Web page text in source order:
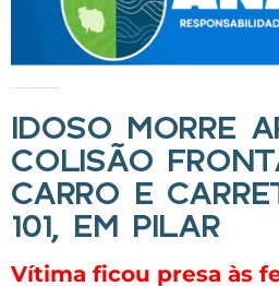
IDOSO MORRE
COLISÃO
CARRO E
101, EM PILAR
Vítima ficou presa às